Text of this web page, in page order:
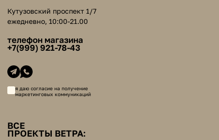
Кутузовский проспект 1/7
ежедневно, 10:00-21.00
телефон магазина
+7(999) 921-78-43
я даю согласие на получение
маркетинговых коммуникаций
ВСЕ
ПРОЕКТЫ ВЕТРА: